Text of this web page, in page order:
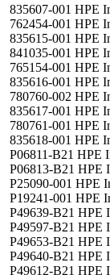
835607-001 HPE
762454-001 HPE
835615-001 HPE
841035-001 HPE
765154-001 HPE
835616-001 HPE
780760-002 HPE
835617-001 HPE
780761-001 HPE
835618-001 HPE
P06811-B21 HPE
P06813-B21 HPE
P25090-001 HPE
P19241-001 HPE
P49639-B21 HPE
P49597-B21 HPE
P49653-B21 HPE
P49640-B21 HPE
P49612-B21 HPE